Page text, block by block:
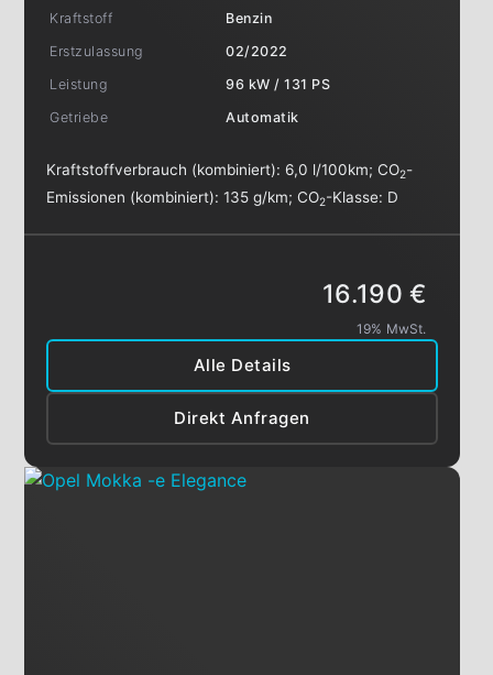
Kraftstoff
Benzin
Erstzulassung
02/2022
Leistung
96 kW / 131 PS
Getriebe
Automatik
Kraftstoffverbrauch (kombiniert): 6,0 l/100km;CO2-
Emissionen (kombiniert):135 g/km;CO2-Klasse: D
Alle Details
Direkt Anfragen
16.190 €
19% MwSt.